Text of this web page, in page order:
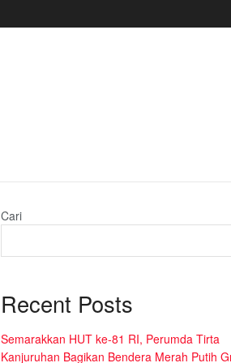
Cari
Recent Posts
Semarakkan HUT ke-81 RI, Perumda Tirta
Kanjuruhan Bagikan Bendera Merah Putih